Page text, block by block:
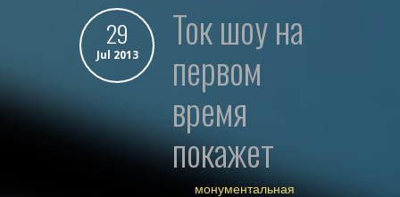
29
Jul 2013 ток шоу на
первом
время
покажет
монументальная